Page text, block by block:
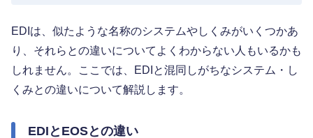
EDIは、似たような名称のシステムやしくみがいくつかあ
り、それらとの違いについてよくわからない人もいるかも
しれません。ここでは、EDIと混同しがちなシステム・し
くみとの違いについて解説します。
EDIとEOSとの違い